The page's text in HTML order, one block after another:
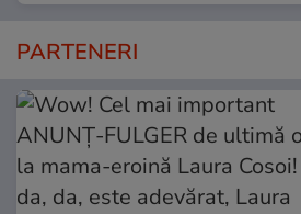
PARTENERI